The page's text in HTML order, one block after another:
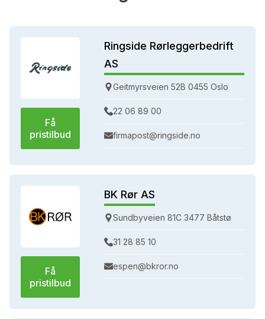
Få
pristilbud
Ringside Rørleggerbedrift
AS
Geitmyrsveien 52B 0455 Oslo
22 06 89 00
firmapost@ringside.no
Få
pristilbud
BK Rør AS
Sundbyveien 81C 3477 Båtstø
31 28 85 10
espen@bkror.no